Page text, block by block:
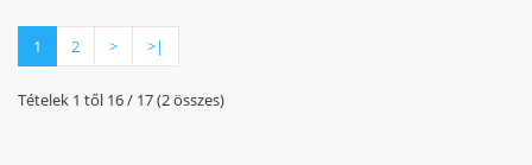
1 2 > >|
Tételek 1 től 16 / 17 (2 összes)